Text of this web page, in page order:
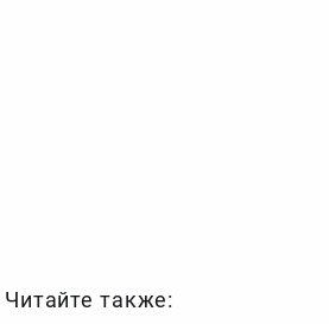
Читайте также: